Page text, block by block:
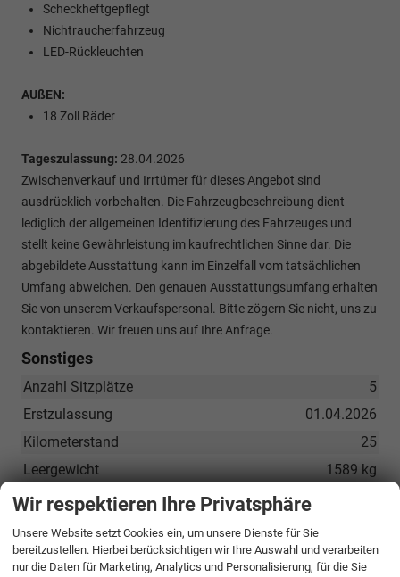
Scheckheftgepflegt
Nichtraucherfahrzeug
LED-Rückleuchten
AUßEN:
18 Zoll Räder
Tageszulassung: 28.04.2026
Zwischenverkauf und Irrtümer für dieses Angebot sind
ausdrücklich vorbehalten. Die Fahrzeugbeschreibung dient
lediglich der allgemeinen Identifizierung des Fahrzeuges und
stellt keine Gewährleistung im kaufrechtlichen Sinne dar. Die
abgebildete Ausstattung kann im Einzelfall vom tatsächlichen
Umfang abweichen. Den genauen Ausstattungsumfang erhalten
Sie von unserem Verkaufspersonal. Bitte zögern Sie nicht, uns zu
kontaktieren. Wir freuen uns auf Ihre Anfrage.
Sonstiges
5
Anzahl Sitzplätze
01.04.2026
Erstzulassung
25
Kilometerstand
1589 kg
Leergewicht
UVP ohne
Überführungskosten
45.890,– €
Wir respektieren Ihre Privatsphäre
Unsere Website setzt Cookies ein, um unsere Dienste für Sie
bereitzustellen. Hierbei berücksichtigen wir Ihre Auswahl und verarbeiten
nur die Daten für Marketing, Analytics und Personalisierung, für die Sie